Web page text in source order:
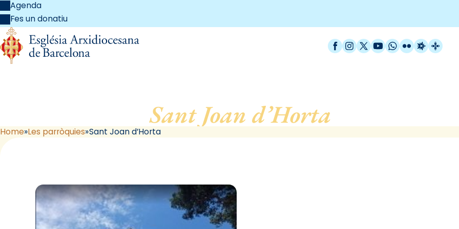
Agenda
Fes un donatiu
Facebook
Instagram
X / Twitter
YouTube
WhatsApp
FlickrRadio
Sant Joan d’Horta
Home Les parròquies Sant Joan d’Horta